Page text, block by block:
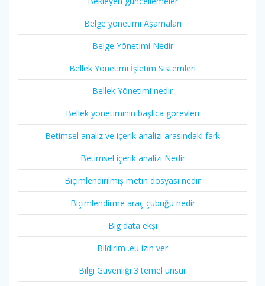
Belge yönetimi Aşamaları
Belge Yönetimi Nedir
Bellek Yönetimi İşletim Sistemleri
Bellek Yönetimi nedir
Bellek yönetiminin başlıca görevleri
Betimsel analiz ve içerik analizi arasındaki fark
Betimsel içerik analizi Nedir
Biçimlendirilmiş metin dosyası nedir
Biçimlendirme araç çubuğu nedir
Big data ekşi
Bildirim .eu izin ver
Bilgi Güvenliği 3 temel unsur